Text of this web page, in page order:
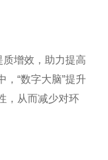
质增效，助力提高
，“数字大脑”提升
，从而减少对环